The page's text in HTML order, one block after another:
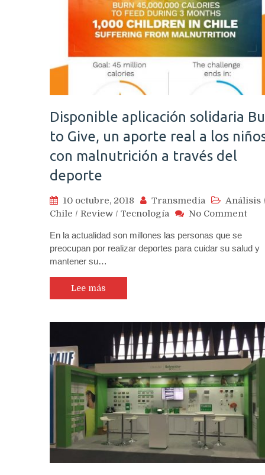
Disponible aplicación solidaria
to Give, un aporte real a los
con malnutrición a través del
deporte
10 octubre, 2018 Transmedia Análisis
Chile / Review / Tecnología No Commenton
real
a
los
con
del
En la actualidad son millones las personas que se
preocupan por realizar deportes para cuidar su salud y
mantener su…
Lee más